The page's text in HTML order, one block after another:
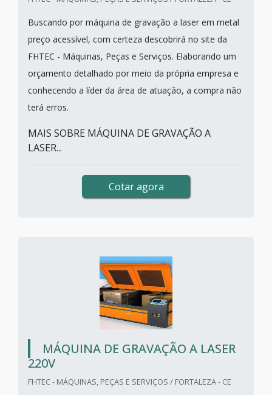
Buscando por máquina de gravação a laser em metal
preço acessível, com certeza descobrirá no site da
FHTEC - Máquinas, Peças e Serviços. Elaborando um
orçamento detalhado por meio da própria empresa e
conhecendo a líder da área de atuação, a compra não
terá erros.
MAIS SOBRE MÁQUINA DE GRAVAÇÃO A
LASER...
Cotar agora
MÁQUINA DE GRAVAÇÃO A LASER
220V
FHTEC - MÁQUINAS, PEÇAS E SERVIÇOS / FORTALEZA - CE